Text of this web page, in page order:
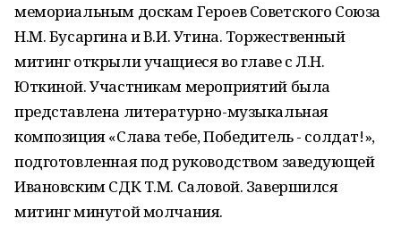
мемориальным доскам Героев Советского Союза
Н.М. Бусаргина и В.И. Утина. Торжественный
митинг открыли учащиеся во главе с Л.Н.
Юткиной. Участникам мероприятий была
представлена литературно-музыкальная
композиция «Слава тебе, Победитель - солдат!»,
подготовленная под руководством заведующей
Ивановским СДК Т.М. Саловой. Завершился
митинг минутой молчания.